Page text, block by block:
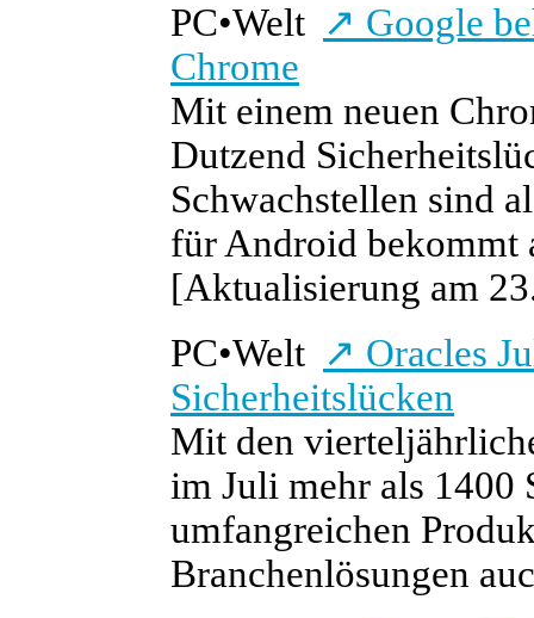
PC•Welt ↗ Google
Chrome
Mit einem neuen
Dutzend
Schwachstellen sind
für Android bekommt
[Aktualisierung am
PC•Welt ↗ Oracles
Sicherheitslücken
Mit den
im Juli mehr als 1400
umfangreichen
Branchenlösungen